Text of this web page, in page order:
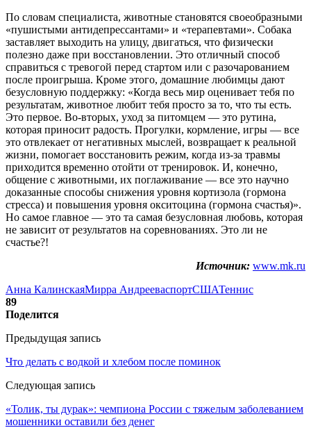
По словам специалиста, животные становятся своеобразными
«пушистыми антидепрессантами» и «терапевтами». Собака
заставляет выходить на улицу, двигаться, что физически
полезно даже при восстановлении. Это отличный способ
справиться с тревогой перед стартом или с разочарованием
после проигрыша. Кроме этого, домашние любимцы дают
безусловную поддержку: «Когда весь мир оценивает тебя по
результатам, животное любит тебя просто за то, что ты есть.
Это первое. Во-вторых, уход за питомцем — это рутина,
которая приносит радость. Прогулки, кормление, игры — все
это отвлекает от негативных мыслей, возвращает к реальной
жизни, помогает восстановить режим, когда из-за травмы
приходится временно отойти от тренировок. И, конечно,
общение с животными, их поглаживание — все это научно
доказанные способы снижения уровня кортизола (гормона
стресса) и повышения уровня окситоцина (гормона счастья)».
Но самое главное — это та самая безусловная любовь, которая
не зависит от результатов на соревнованиях. Это ли не
счастье?!
Источник: www.mk.ru
Анна КалинскаяМирра АндрееваспортСШАТеннис
89
Поделится
Предыдущая запись
Что делать с водкой и хлебом после поминок
Следующая запись
«Толик, ты дурак»: чемпиона России с тяжелым заболеванием
мошенники оставили без денег